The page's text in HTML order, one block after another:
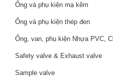
Ống và phụ kiện mạ kẽm
Ống và phụ kiện thép đen
Ống, van, phụ kiện Nhựa PVC,
Safety valve & Exhaust valve
Sample valve